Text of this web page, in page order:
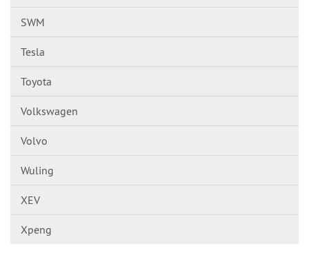
SWM
Tesla
Toyota
Volkswagen
Volvo
Wuling
XEV
Xpeng